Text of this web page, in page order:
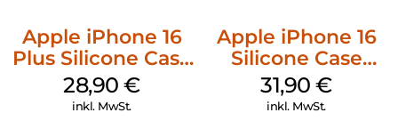
Apple iPhone 16
Plus Silicone Case
MagSafe Black
28,90€
inkl. MwSt.
Apple iPhone 16
Silicone Case
MagSafe Fuchsia
31,90€
inkl. MwSt.